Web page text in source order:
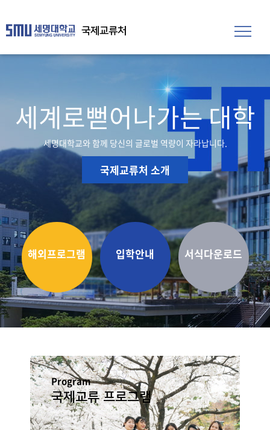
국제교류처
세계로뻗어나가는 대학
세명대학교와 함께 당신의 글로벌 역량이 자라납니다.
국제교류처 소개
해외프로그램 입학안내 서식다운로드
Program
국제교류 프로그램